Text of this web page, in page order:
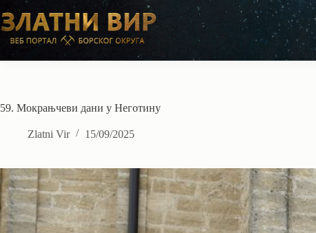
59. Мокрањчеви дани у Неготину
Zlatni Vir 15/09/2025